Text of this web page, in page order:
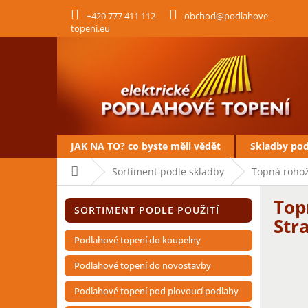
+420 777 411 112
obchod@podlahove-
topeni.eu
JAK NA TO? co byste měli vědět Skladby
Domů Sortiment podle skladby Topná
n
n
Přeskočit
kategorie
SORTIMENT PODLE POUŽITÍ
Podlahové topení do koupelny
Podlahové topení do novostavby
Podlahové topení pod plovoucí podlahy